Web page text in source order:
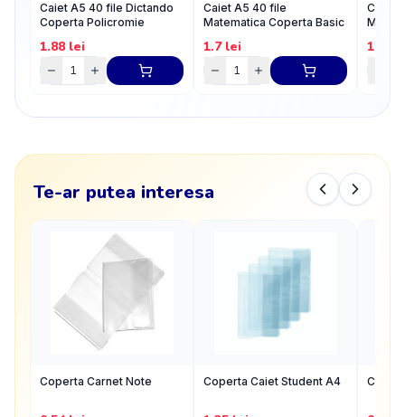
Caiet A5 40 file Dictando
Coperta Policromie
1.88 lei
Caiet A5 40 file
Matematica Coperta Basic
1.7lei
Caiet
1.97
Te-ar putea interesa
Coperta Carnet Note Coperta Caiet Student A4